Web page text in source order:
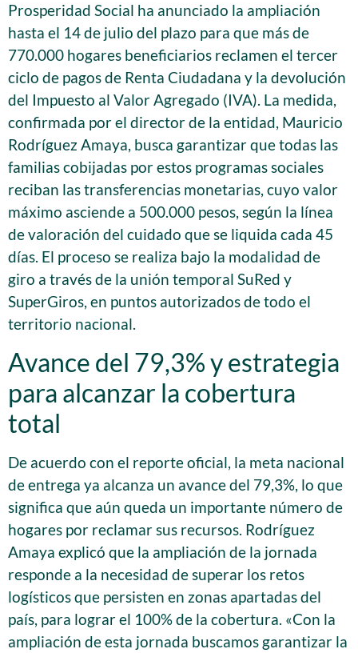
Prosperidad Social ha anunciado la ampliación
hasta el 14 de julio del plazo para que más de
770.000 hogares beneficiarios reclamen el tercer
ciclo de pagos de Renta Ciudadana y la devolución
del Impuesto al Valor Agregado (IVA). La medida,
confirmada por el director de la entidad, Mauricio
Rodríguez Amaya, busca garantizar que todas las
familias cobijadas por estos programas sociales
reciban las transferencias monetarias, cuyo valor
máximo asciende a 500.000 pesos, según la línea
de valoración del cuidado que se liquida cada 45
días. El proceso se realiza bajo la modalidad de
giro a través de la unión temporal SuRed y
SuperGiros, en puntos autorizados de todo el
territorio nacional.
Avance del 79,3% y estrategia
para alcanzar la cobertura
total
De acuerdo con el reporte oficial, la meta nacional
de entrega ya alcanza un avance del 79,3%, lo que
significa que aún queda un importante número de
hogares por reclamar sus recursos. Rodríguez
Amaya explicó que la ampliación de la jornada
responde a la necesidad de superar los retos
logísticos que persisten en zonas apartadas del
país, para lograr el 100% de la cobertura. «Con la
ampliación de esta jornada buscamos garantizar la